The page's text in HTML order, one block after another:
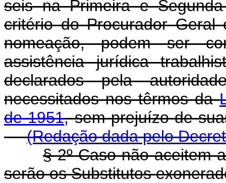
seis na Primeira e
critério do Procurador Geral
nomeação, podem ser
assistência jurídica
declarados pela
necessitados nos têrmos da
de 1951, sem prejuízo de
(Redação dada pelo
§ 2º Caso não aceitem
serão os Substitutos